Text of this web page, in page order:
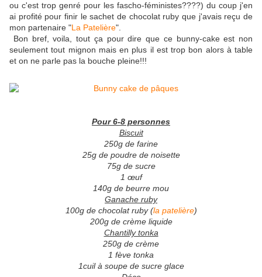
ou c'est trop genré pour les fascho-féministes????) du coup j'en
ai profité pour finir le sachet de chocolat ruby que j'avais reçu de
mon partenaire "La Patelière".
Bon bref, voila, tout ça pour dire que ce bunny-cake est non
seulement tout mignon mais en plus il est trop bon alors à table
et on ne parle pas la bouche pleine!!!
Pour 6-8 personnes
Biscuit
250g de farine
25g de poudre de noisette
75g de sucre
1 œuf
140g de beurre mou
Ganache ruby
100g de chocolat ruby (la patelière)
200g de crème liquide
Chantilly tonka
250g de crème
1 fève tonka
1cuil à soupe de sucre glace